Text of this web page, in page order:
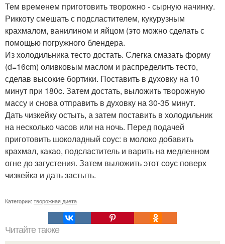
Тем временем приготовить творожно - сырную начинку.
Риккоту смешать с подсластителем, кукурузным
крахмалом, ванилином и яйцом (это можно сделать с
помощью погружного блендера.
Из холодильника тесто достать. Слегка смазать форму
(d=16cm) оливковым маслом и распределить тесто,
сделав высокие бортики. Поставить в духовку на 10
минут при 180c. Затем достать, выложить творожную
массу и снова отправить в духовку на 30-35 минут.
Дать чизкейку остыть, а затем поставить в холодильник
на несколько часов или на ночь. Перед подачей
приготовить шоколадный соус: в молоко добавить
крахмал, какао, подсластитель и варить на медленном
огне до загустения. Затем выложить этот соус поверх
чизкейка и дать застыть.
Категории: творожная диета
Читайте также